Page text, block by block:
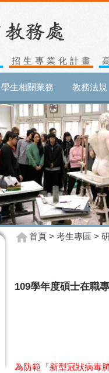
招生專業化計畫
學生相關業務 教務法規
首頁 > 考生專區 >
109學年度碩士在職
為防範「新型冠狀病毒